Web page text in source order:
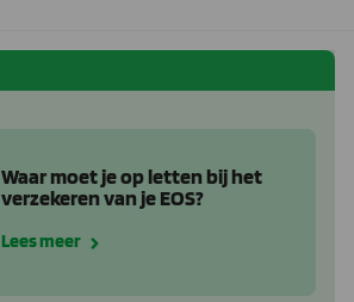
Waar moet je op letten bij het
verzekeren van je EOS?
Lees meer